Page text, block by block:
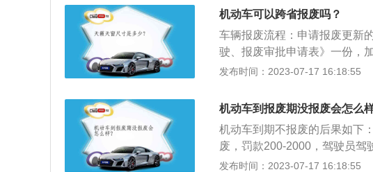
小、微型出租客运汽车报废年
租客运汽车报废年限12年。公
汽车报废年限10年，大、中型
限8年，轻型和大型营运货车报
机动车可以跨省报废吗？
车辆报废流程：申请报废更新
驶、报废审批申请表》一份，
的车辆开具《汽车报废通知书
择一家符合规定的回收企业将
辆解体并照相。要求发动机与
割断。车主持《变更表》、《
明》及车辆解体照片，经机动
批，办理报废登记。
发布时间：2023-07-17 16:18:55
机动车到报废期没报废会怎么
机动车到期不报废的后果如下
废，罚款200-2000，驾驶员驾
买新车时，不能上牌。机动车
发布时间：2023-07-17 16:18:55